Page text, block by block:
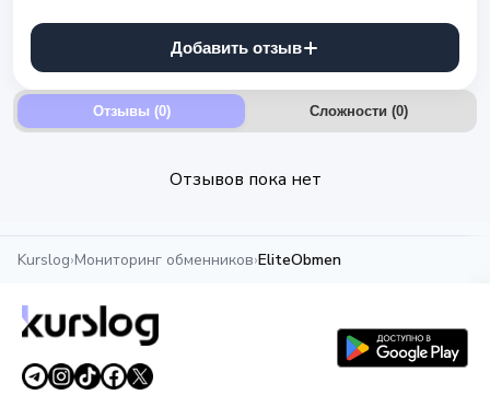
Добавить отзыв
Отзывы (0) Сложности (0)
Отзывов пока нет
Kurslog›Мониторинг обменников›EliteObmen